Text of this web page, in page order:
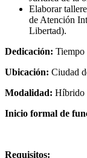
Elaborar
de Atención
Libertad).
Dedicación: Tiempo
Ubicación: Ciudad
Modalidad: Híbrido
Inicio formal de
Requisitos: